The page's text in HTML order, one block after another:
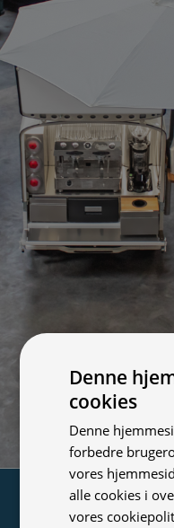
Denne
cookies
Denne
forbedre
vores
alle cookies i
vores